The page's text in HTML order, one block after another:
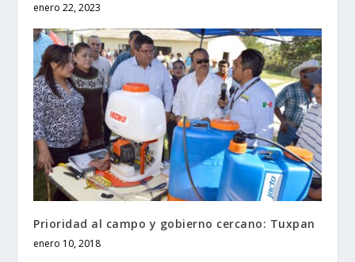
enero 22, 2023
Prioridad al campo y gobierno cercano: Tuxpan
enero 10, 2018